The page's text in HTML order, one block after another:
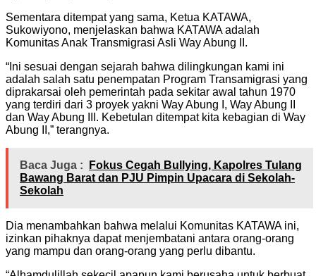
Sementara ditempat yang sama, Ketua KATAWA,
Sukowiyono, menjelaskan bahwa KATAWA adalah
Komunitas Anak Transmigrasi Asli Way Abung II.
“Ini sesuai dengan sejarah bahwa dilingkungan kami ini
adalah salah satu penempatan Program Transamigrasi yang
diprakarsai oleh pemerintah pada sekitar awal tahun 1970
yang terdiri dari 3 proyek yakni Way Abung I, Way Abung II
dan Way Abung III. Kebetulan ditempat kita kebagian di Way
Abung II,” terangnya.
Baca Juga :
Fokus Cegah Bullying, Kapolres Tulang
Bawang Barat dan PJU Pimpin Upacara di Sekolah-
Sekolah
Dia menambahkan bahwa melalui Komunitas KATAWA ini,
izinkan pihaknya dapat menjembatani antara orang-orang
yang mampu dan orang-orang yang perlu dibantu.